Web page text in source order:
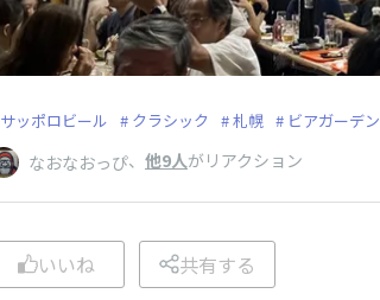
サッポロビール クラシック 札幌 ビアガーデン
なおなおっぴ、 他9人がリアクション
いいね 共有する